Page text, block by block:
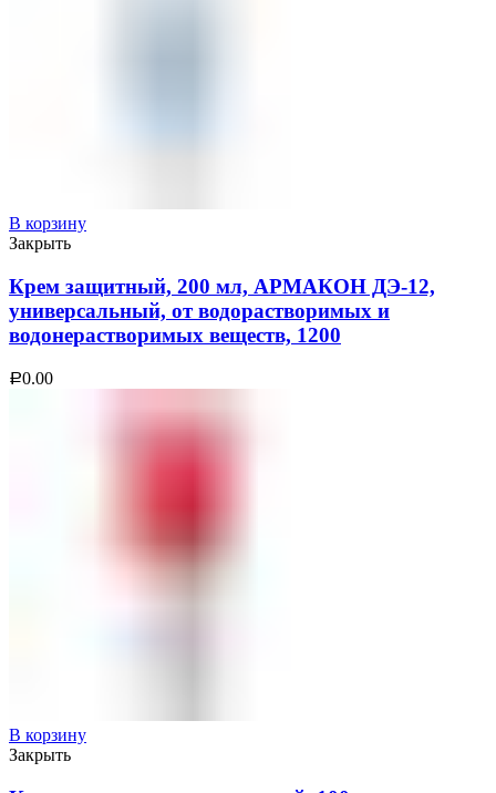
В корзину
Закрыть
Крем защитный, 200 мл, АРМАКОН ДЭ-12,
универсальный, от водорастворимых и
водонерастворимых веществ, 1200
Р0.00
В корзину
Закрыть